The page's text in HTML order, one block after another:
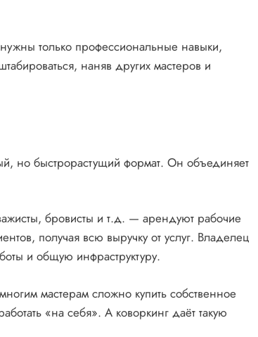
только профессиональные навыки,
наняв других мастеров и
но быстрорастущий формат. Он объединяет
бровисты и т.д. — арендуют рабочие
получая всю выручку от услуг. Владелец
и общую инфраструктуру.
мастерам сложно купить собственное
«на себя». А коворкинг даёт такую